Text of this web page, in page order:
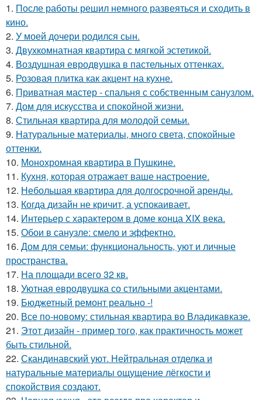
1. После работы решил немного развеяться и сходить в
кино.
2. У моей дочери родился сын.
3. Двухкомнатная квартира с мягкой эстетикой.
4. Воздушная евродвушка в пастельных оттенках.
5. Розовая плитка как акцент на кухне.
6. Приватная мастер - спальня с собственным санузлом.
7. Дом для искусства и спокойной жизни.
8. Стильная квартира для молодой семьи.
9. Натуральные материалы, много света, спокойные
оттенки.
10. Монохромная квартира в Пушкине.
11. Кухня, которая отражает ваше настроение.
12. Небольшая квартира для долгосрочной аренды.
13. Когда дизайн не кричит, а успокаивает.
14. Интерьер с характером в доме конца XIX века.
15. Обои в санузле: смело и эффектно.
16. Дом для семьи: функциональность, уют и личные
пространства.
17. На площади всего 32 кв.
18. Уютная евродвушка со стильными акцентами.
19. Бюджетный ремонт реально -!
20. Все по-новому: стильная квартира во Владикавказе.
21. Этот дизайн - пример того, как практичность может
быть стильной.
22. Скандинавский уют. Нейтральная отделка и
натуральные материалы ощущение лёгкости и
спокойствия создают.